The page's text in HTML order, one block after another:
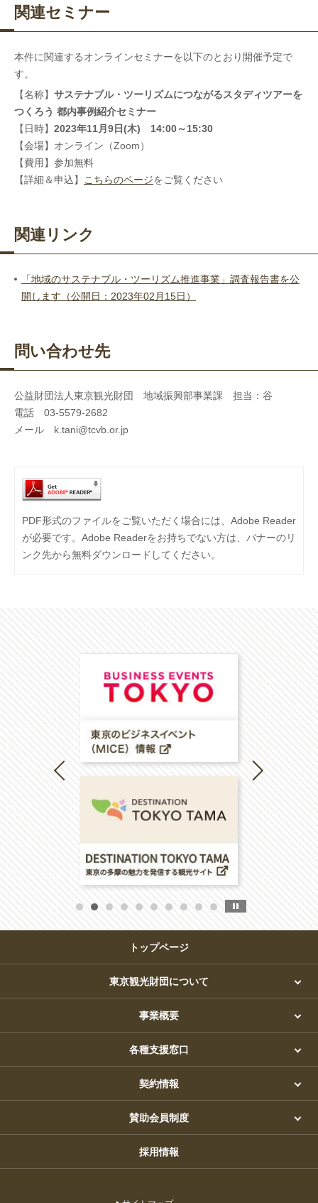
関連セミナー
本件に関連するオンラインセミナーを以下のとおり開催予定で
す。
【名称】 サステナブル・ツーリズムにつながるスタディツアーを
つくろう 都内事例紹介セミナー
【日時】 2023年11月9日(木) 14:00～15:30
【会場】オンライン（Zoom）
【費用】参加無料
【詳細＆申込】 こちらのページをご覧ください
関連リンク
「地域のサステナブル・ツーリズム推進事業」調査報告書を公
開します（公開日：2023年02月15日）
問い合わせ先
公益財団法人東京観光財団 地域振興部事業課 担当：谷
電話 03-5579-2682
メール k.tani@tcvb.or.jp
PDF形式のファイルをご覧いただく場合には、Adobe Reader
が必要です。Adobe Readerをお持ちでない方は、バナーのリ
ンク先から無料ダウンロードしてください。
トップページ
東京観光財団について
事業概要
各種支援窓口
契約情報
賛助会員制度
採用情報